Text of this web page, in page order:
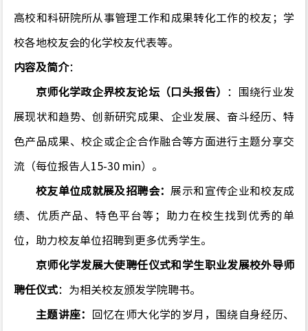
高校和科研院所从事管理工作和成果转化工作的校友；学
校各地校友会的化学校友代表等。
内容及简介：
京师化学政企界校友论坛（口头报告） ：围绕行业发
展现状和趋势、创新研究成果、企业发展、 奋斗经历、特
色产品成果、校企或企企合作融合等方面进行主题分享交
流（每位报告人 15-30 min）。
校友单位成就展及招聘会： 展示和宣传企业和校友成
绩、优质产品、特色平台等 ； 助力在校生找到优秀的单
位，助力校友单位招聘到更多优秀学生。
京师化学发展大使聘任仪式和学生职业发展校外导师
聘任仪式： 为相关校友颁发学院聘书。
主题讲座： 回忆在师大化学的岁月，围绕自身经历、